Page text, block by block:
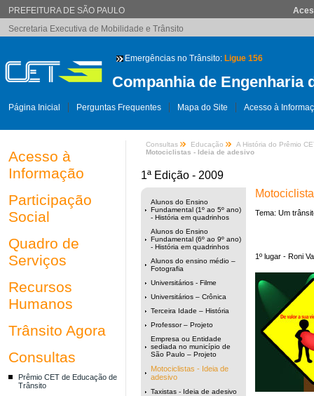
PREFEITURA DE SÃO PAULO
Secretaria Executiva de Mobilidade e Trânsito
Emergências no Trânsito: Ligue 156
Companhia de Engenharia
Página Inicial Perguntas Frequentes Mapa do Site Acesso à
Acesso à
Informação
Participação
Social
Quadro de
Serviços
Recursos
Humanos
Trânsito Agora
Consultas
Prêmio CET de Educação de
Trânsito
Consultas Educação
A História do Prêmio
Motociclistas - Ideia de adesivo
1ª Edição - 2009
Alunos do Ensino
Fundamental (1º ao 5º ano)
- História em quadrinhos
Alunos do Ensino
Fundamental (6º ao 9º ano)
- História em quadrinhos
Alunos do ensino médio –
Fotografia
Universitários - Filme
Universitários – Crônica
Terceira Idade – História
Professor – Projeto
Empresa ou Entidade
sediada no município de
São Paulo – Projeto
Motociclistas - Ideia de
adesivo
Taxistas - Ideia de adesivo
Tema: Um
1º lugar - Roni